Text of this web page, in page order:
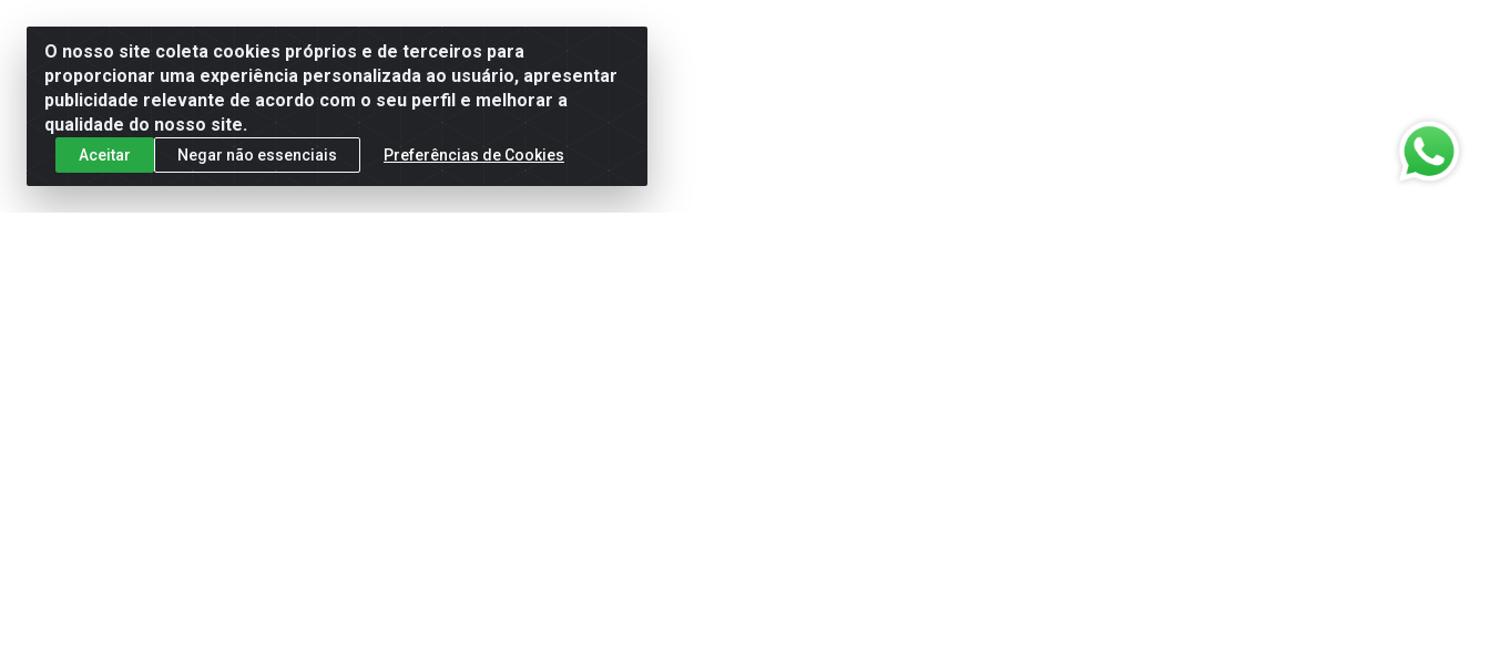
O nosso site coleta cookies próprios e de terceiros para
proporcionar uma experiência personalizada ao usuário, apresentar
publicidade relevante de acordo com o seu perfil e melhorar a
qualidade do nosso site.
Aceitar Negar não essenciais Preferências de Cookies